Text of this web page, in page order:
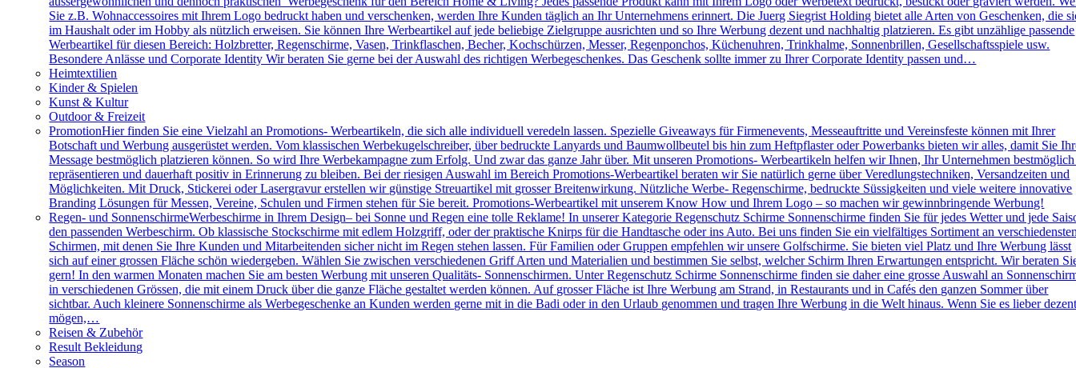
Sie z.B. Wohnaccessoires mit Ihrem Logo bedruckt haben und verschenken, werden Ihre Kunden täglich an Ihr Unternehmens erinnert. Die Juerg Siegrist Holding bietet alle Arten von Geschenken, die
im Haushalt oder im Hobby als nützlich erweisen. Sie können Ihre Werbeartikel auf jede beliebige Zielgruppe ausrichten und so Ihre Werbung dezent und nachhaltig platzieren. Es gibt unzählige passende
Werbeartikel für diesen Bereich: Holzbretter, Regenschirme, Vasen, Trinkflaschen, Becher, Kochschürzen, Messer, Regenponchos, Küchenuhren, Trinkhalme, Sonnenbrillen, Gesellschaftsspiele usw.
Besondere Anlässe und Corporate Identity Wir beraten Sie gerne bei der Auswahl des richtigen Werbegeschenkes. Das Geschenk sollte immer zu Ihrer Corporate Identity passen und…
Heimtextilien
Kinder & Spielen
Kunst & Kultur
Outdoor & Freizeit
PromotionHier finden Sie eine Vielzahl an Promotions- Werbeartikeln, die sich alle individuell veredeln lassen. Spezielle Giveaways für Firmenevents, Messeauftritte und Vereinsfeste können mit Ihrer
Botschaft und Werbung ausgerüstet werden. Vom klassischen Werbekugelschreiber, über bedruckte Lanyards und Baumwollbeutel bis hin zum Heftpflaster oder Powerbanks bieten wir alles, damit Sie
Message bestmöglich platzieren können. So wird Ihre Werbekampagne zum Erfolg. Und zwar das ganze Jahr über. Mit unseren Promotions- Werbeartikeln helfen wir Ihnen, Ihr Unternehmen
repräsentieren und dauerhaft positiv in Erinnerung zu bleiben. Bei der riesigen Auswahl im Bereich Promotions-Werbeartikel beraten wir Sie natürlich gerne über Veredlungstechniken, Versandzeiten und
Möglichkeiten. Mit Druck, Stickerei oder Lasergravur erstellen wir günstige Streuartikel mit grosser Breitenwirkung. Nützliche Werbe- Regenschirme, bedruckte Süssigkeiten und viele weitere innovative
Branding Lösungen für Messen, Vereine, Schulen und Firmen stehen für Sie bereit. Promotions-Werbeartikel mit unserem Know How und Ihrem Logo – so machen wir gewinnbringende Werbung!
Regen- und SonnenschirmeWerbeschirme in Ihrem Design– bei Sonne und Regen eine tolle Reklame! In unserer Kategorie Regenschutz Schirme Sonnenschirme finden Sie für jedes Wetter und jede
den passenden Werbeschirm. Ob klassische Stockschirme mit edlem Holzgriff, oder der praktische Knirps für die Handtasche oder ins Auto. Bei uns finden Sie ein vielfältiges Sortiment an
Schirmen, mit denen Sie Ihre Kunden und Mitarbeitenden sicher nicht im Regen stehen lassen. Für Familien oder Gruppen empfehlen wir unsere Golfschirme. Sie bieten viel Platz und Ihre Werbung lässt
sich auf einer grossen Fläche schön wiedergeben. Wählen Sie zwischen verschiedenen Griff Arten und Materialien und bestimmen Sie selbst, welcher Schirm Ihren Erwartungen entspricht. Wir beraten
gern! In den warmen Monaten machen Sie am besten Werbung mit unseren Qualitäts- Sonnenschirmen. Unter Regenschutz Schirme Sonnenschirme finden sie daher eine grosse Auswahl an
in verschiedenen Grössen, die mit einem Druck über die ganze Fläche gestaltet werden können. Auf grosser Fläche ist Ihre Werbung am Strand, in Restaurants und in Cafés den ganzen Sommer über
sichtbar. Auch kleinere Sonnenschirme als Werbegeschenke an Kunden werden gerne mit in die Badi oder in den Urlaub genommen und tragen Ihre Werbung in die Welt hinaus. Wenn Sie es lieber
mögen,…
Reisen & Zubehör
Result Bekleidung
Season